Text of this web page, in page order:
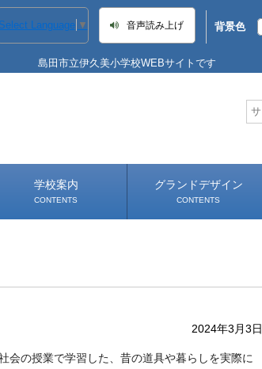
Select Language ▼ 音声読み上げ 背景色
島田市立伊久美小学校WEBサイトです
学校案内
CONTENTS
グランドデザイン
CONTENTS
2024年3月3日
の授業で学習した、昔の道具や暮らしを実際に